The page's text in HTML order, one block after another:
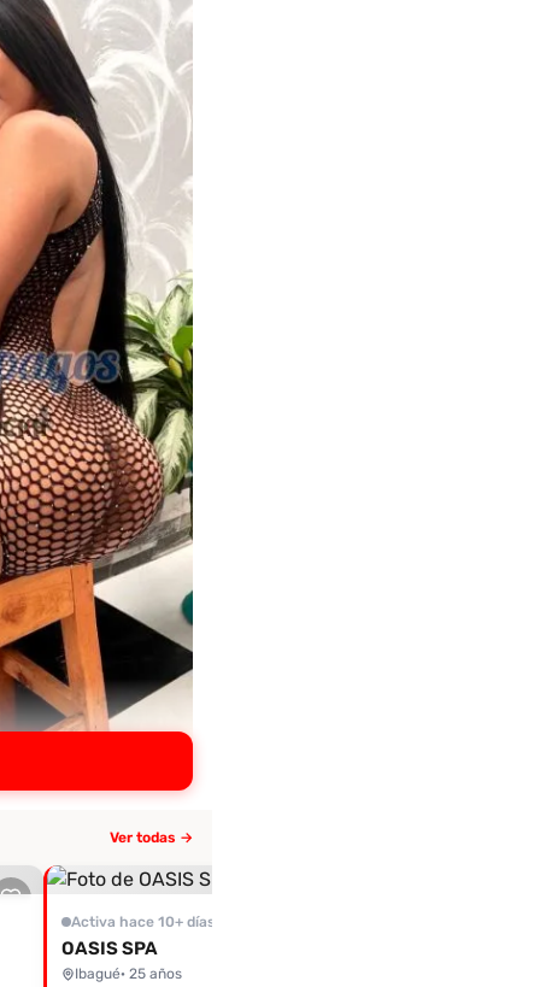
Ver todas →
Activa hace 10+ días
OASIS SPA
Ibagué· 25 años